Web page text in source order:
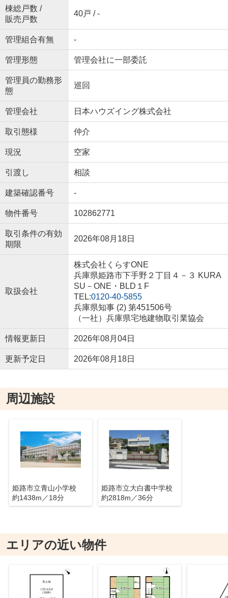
棟総戸数 /
販売戸数
40戸 / -
管理組合有無 -
管理形態 管理会社に一部委託
管理員の勤務形
態
巡回
管理会社 日本ハウズイング株式会社
取引態様 仲介
現況 空家
引渡し 相談
建築確認番号 -
物件番号 102862771
取引条件の有効
期限
2026年08月18日
取扱会社
株式会社くらすONE
兵庫県姫路市下手野２丁目４－３ KURA
SU－ONE・BLD１F
TEL:0120-40-5855
兵庫県知事 (2) 第451506号
（一社）兵庫県宅地建物取引業協会
情報更新日 2026年08月04日
更新予定日 2026年08月18日
周辺施設
姫路市立青山小学校
約1438m／18分
姫路市立大白書中学校
約2818m／36分
エリアの近い物件